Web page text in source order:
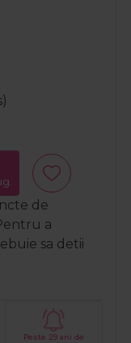
de
a
sa detii
Peste 29 ani de